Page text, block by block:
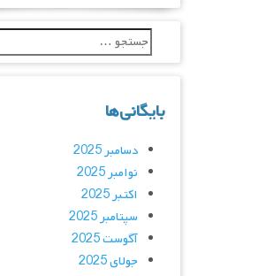
بایگانی‌ها
دسامبر 2025
نوامبر 2025
اکتبر 2025
سپتامبر 2025
آگوست 2025
جولای 2025